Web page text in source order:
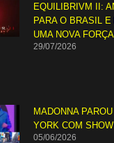
EQUILIBRIVM II:
PARA O BRASIL E
UMA NOVA FORÇA
29/07/2026
MADONNA
YORK COM
05/06/2026